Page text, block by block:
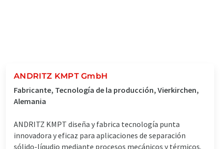
ANDRITZ KMPT GmbH
Fabricante, Tecnología de la producción, Vierkirchen,
Alemania
ANDRITZ KMPT diseña y fabrica tecnología punta
innovadora y eficaz para aplicaciones de separación
sólido-líqudio mediante procesos mecánicos y térmicos.